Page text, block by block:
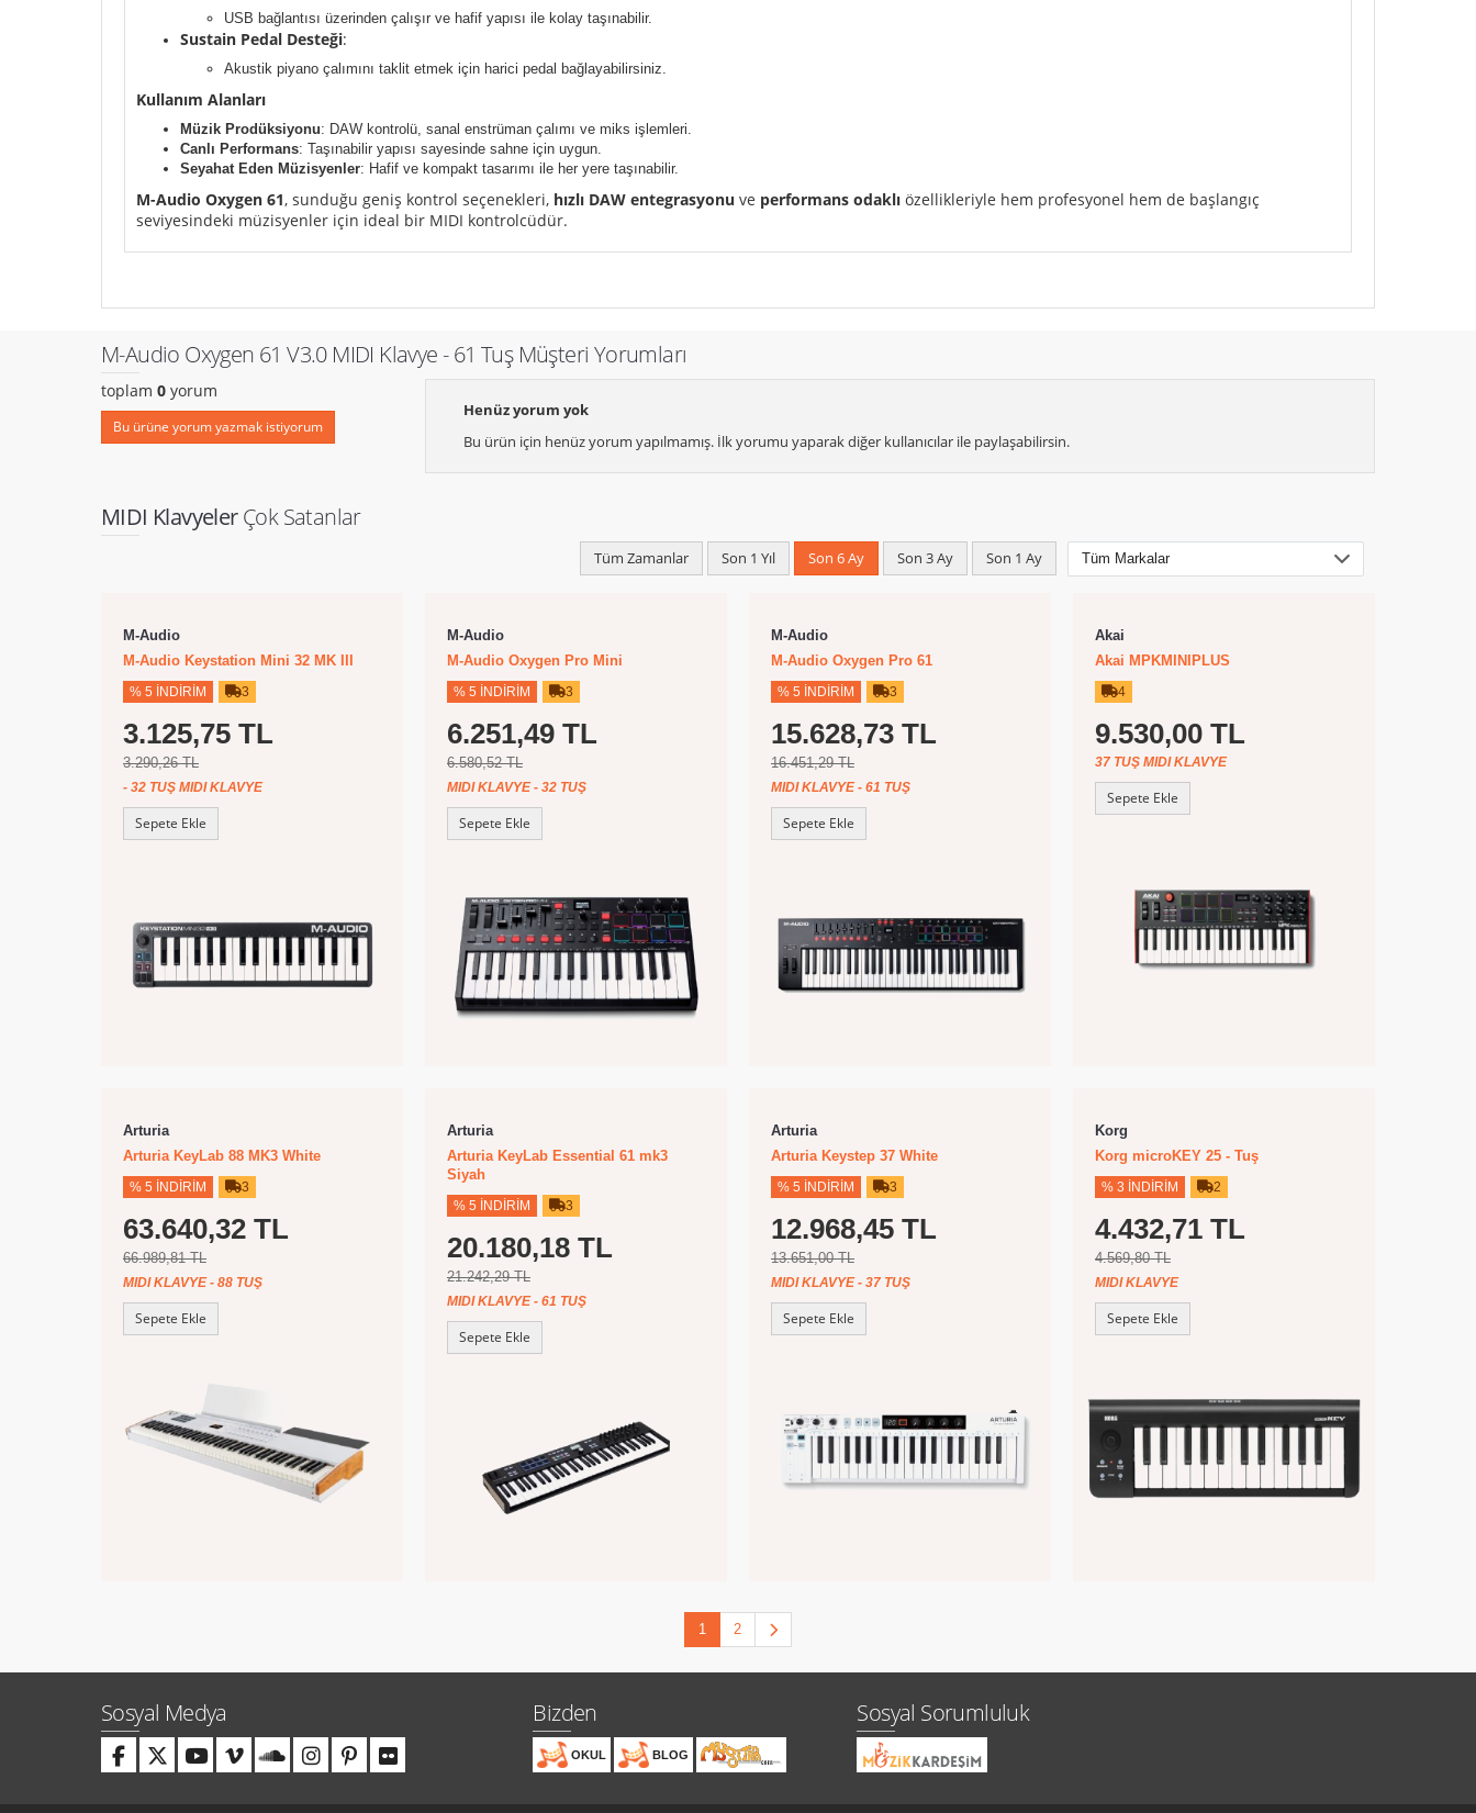
USB bağlantısı üzerinden çalışır ve hafif yapısı ile kolay taşınabilir.
Sustain Pedal Desteği:
Akustik piyano çalımını taklit etmek için harici pedal bağlayabilirsiniz.
Kullanım Alanları
Müzik Prodüksiyonu: DAW kontrolü, sanal enstrüman çalımı ve miks işlemleri.
Canlı Performans: Taşınabilir yapısı sayesinde sahne için uygun.
Seyahat Eden Müzisyenler: Hafif ve kompakt tasarımı ile her yere taşınabilir.
M-Audio Oxygen 61, sunduğu geniş kontrol seçenekleri, hızlı DAW entegrasyonu ve performans odaklı özellikleriyle hem profesyonel hem de başlangıç
seviyesindeki müzisyenler için ideal bir MIDI kontrolcüdür.
M-Audio Oxygen 61 V3.0 MIDI Klavye - 61 Tuş Müşteri Yorumları
toplam 0 yorum
Bu ürüne yorum yazmak istiyorum
Henüz yorum yok
Bu ürün için henüz yorum yapılmamış. İlk yorumu yaparak diğer kullanıcılar ile paylaşabilirsin.
MIDI KlavyelerÇok Satanlar
Tüm Zamanlar Son 1 Yıl Son 6 Ay Son 3 Ay Son 1 Ay
M-Audio
M-Audio Keystation Mini 32 MK III
% 5 İNDIRIM 3
3.125,75 TL
3.290,26 TL
- 32 TUŞ MIDI KLAVYE
Sepete Ekle
M-Audio
M-Audio Oxygen Pro Mini
% 5 İNDIRIM 3
6.251,49 TL
6.580,52 TL
MIDI KLAVYE - 32 TUŞ
Sepete Ekle
M-Audio
M-Audio Oxygen Pro 61
% 5 İNDIRIM 3
15.628,73 TL
16.451,29 TL
MIDI KLAVYE - 61 TUŞ
Sepete Ekle
Akai
Akai MPKMINIPLUS
4
9.530,00 TL
37 TUŞ MIDI KLAVYE
Sepete Ekle
Arturia
Arturia KeyLab 88 MK3 White
% 5 İNDIRIM 3
63.640,32 TL
66.989,81 TL
MIDI KLAVYE - 88 TUŞ
Sepete Ekle
Arturia
Arturia KeyLab Essential 61 mk3
Siyah
% 5 İNDIRIM 3
20.180,18 TL
21.242,29 TL
MIDI KLAVYE - 61 TUŞ
Sepete Ekle
Arturia
Arturia Keystep 37 White
% 5 İNDIRIM 3
12.968,45 TL
13.651,00 TL
MIDI KLAVYE - 37 TUŞ
Sepete Ekle
Korg
Korg microKEY 25 - Tuş
% 3 İNDIRIM 2
4.432,71 TL
4.569,80 TL
MIDI KLAVYE
Sepete Ekle
1 2
Sosyal Medya Bizden
OKUL BLOG
Sosyal Sorumluluk